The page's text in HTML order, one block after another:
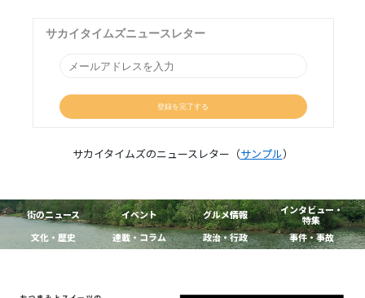
サカイタイムズのニュースレター（サンプル）
街のニュース イベント グルメ情報
インタビュー・
特集
文化・歴史
連載・コラム 政治・行政 事件・事故